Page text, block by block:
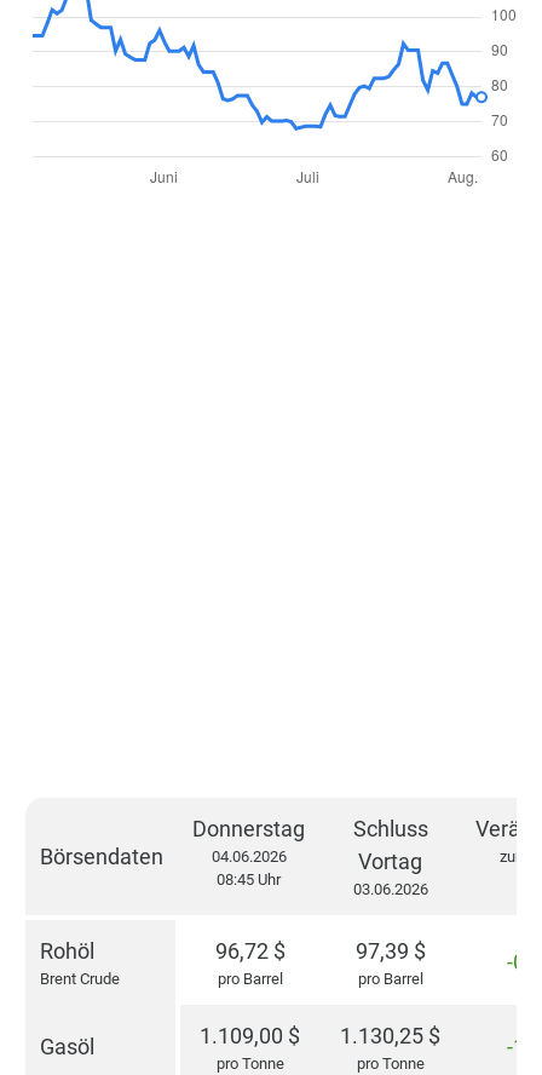
Börsendaten
Donnerstag
04.06.2026
08:45 Uhr
Schluss
Vortag
03.06.2026
zum
Rohöl
Brent Crude
96,72$
pro Barrel
97,39 $
pro Barrel
-
Gasöl 1.109,00 $
pro Tonne
1.130,25 $
pro Tonne
-